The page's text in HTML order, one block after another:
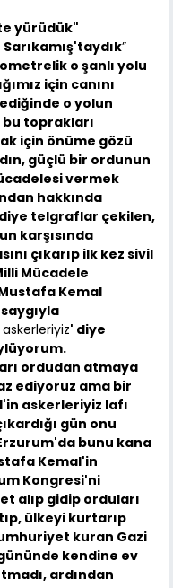
yürüdük"
”
o şanlı yolu
için canını
o yolun
toprakları
için önüme gözü
güçlü bir ordunun
vermek
hakkında
diye telgraflar çekilen,
karşısında
çıkarıp ilk kez sivil
Mücadele
Kemal
' diye
ordudan atmaya
ediyoruz ama bir
askerleriyiz lafı
gün onu
bunu kana
Kemal'in
Kongresi'ni
alıp gidip orduları
ülkeyi kurtarıp
kuran Gazi
kendine ev
ardından